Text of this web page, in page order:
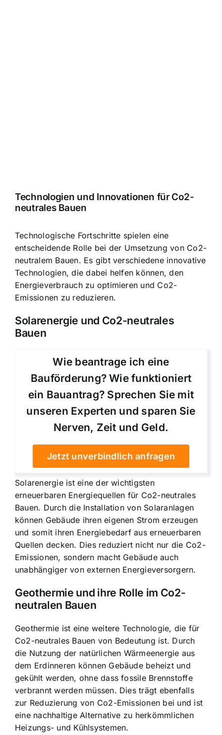
Technologien und Innovationen für Co2-
neutrales Bauen
Technologische Fortschritte spielen eine
entscheidende Rolle bei der Umsetzung von Co2-
neutralem Bauen. Es gibt verschiedene innovative
Technologien, die dabei helfen können, den
Energieverbrauch zu optimieren und Co2-
Emissionen zu reduzieren.
Solarenergie und Co2-neutrales
Bauen
Wie beantrage ich eine
Bauförderung? Wie funktioniert
ein Bauantrag? Sprechen Sie mit
unseren Experten und sparen Sie
Nerven, Zeit und Geld.
Jetzt unverbindlich anfragen
Solarenergie ist eine der wichtigsten
erneuerbaren Energiequellen für Co2-neutrales
Bauen. Durch die Installation von Solaranlagen
können Gebäude ihren eigenen Strom erzeugen
und somit ihren Energiebedarf aus erneuerbaren
Quellen decken. Dies reduziert nicht nur die Co2-
Emissionen, sondern macht Gebäude auch
unabhängiger von externen Energieversorgern.
Geothermie und ihre Rolle im Co2-
neutralen Bauen
Geothermie ist eine weitere Technologie, die für
Co2-neutrales Bauen von Bedeutung ist. Durch
die Nutzung der natürlichen Wärmeenergie aus
dem Erdinneren können Gebäude beheizt und
gekühlt werden, ohne dass fossile Brennstoffe
verbrannt werden müssen. Dies trägt ebenfalls
zur Reduzierung von Co2-Emissionen bei und ist
eine nachhaltige Alternative zu herkömmlichen
Heizungs- und Kühlsystemen.